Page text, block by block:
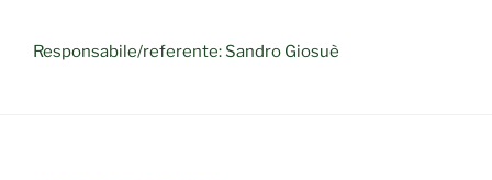
Responsabile/referente: Sandro Giosuè